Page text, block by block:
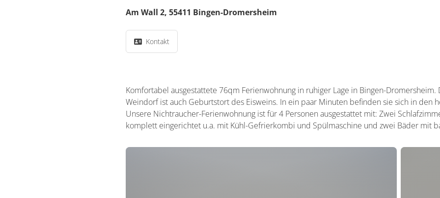
Am Wall 2, 55411 Bingen-Dromersheim
Kontakt
Komfortabel ausgestattete 76qm Ferienwohnung in ruhiger Lage in Bingen-Dromersheim.
Weindorf ist auch Geburtstort des Eisweins. In ein paar Minuten befinden sie sich in den
Unsere Nichtraucher-Ferienwohnung ist für 4 Personen ausgestattet mit: Zwei
komplett eingerichtet u.a. mit Kühl-Gefrierkombi und Spülmaschine und zwei Bäder mit